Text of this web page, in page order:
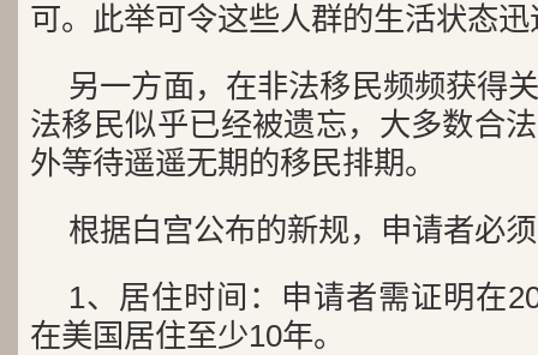
可。此举可令这些人群的生活状态
另一方面，在非法移民频频获得
法移民似乎已经被遗忘，大多数合
外等待遥遥无期的移民排期。
根据白宫公布的新规，申请者必
1、居住时间：申请者需证明在
在美国居住至少10年。